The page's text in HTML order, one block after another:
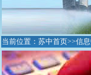
当前位置： 苏中首页>>信